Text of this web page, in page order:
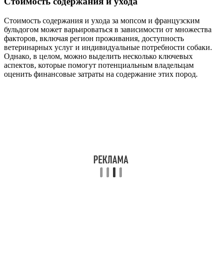
Стоимость содержания и ухода за мопсом и французским
бульдогом может варьироваться в зависимости от множества
факторов, включая регион проживания, доступность
ветеринарных услуг и индивидуальные потребности собаки.
Однако, в целом, можно выделить несколько ключевых
аспектов, которые помогут потенциальным владельцам
оценить финансовые затраты на содержание этих пород.